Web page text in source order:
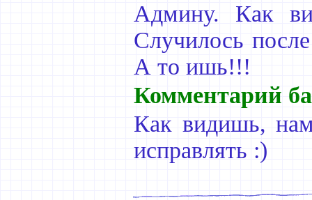
Админу. Как
Случилось
А то ишь!!!
Комментарий
Как видишь,
исправлять :)